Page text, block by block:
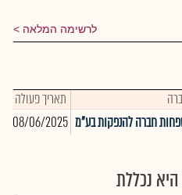
לרשימה המלאה
תאריך פעולה
חברה להנפקות בע"מ 08/06/2025
נכללת